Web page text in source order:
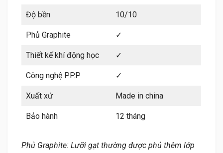
Độ bền 10/10
Phủ Graphite ✓
Thiết kế khí động học ✓
Công nghệ P.P.P ✓
Xuất xứ Made in china
Bảo hành 12 tháng
Phủ Graphite: Lưỡi gạt thường được phủ thêm lớp